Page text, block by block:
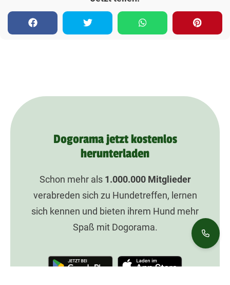
Dogorama jetzt kostenlos
herunterladen
Schon mehr als 1.000.000Mitglieder
verabreden sich zu Hundetreffen, lernen
sich kennen und bieten ihrem Hund mehr
Spaß mit Dogorama.